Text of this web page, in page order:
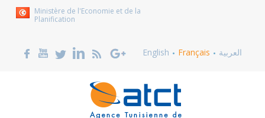
Ministère de l'Economie et de la
Planification
English Français العربية